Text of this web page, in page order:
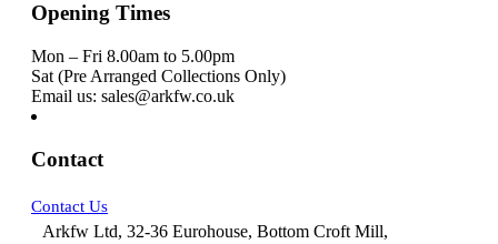
Opening Times
Mon – Fri 8.00am to 5.00pm
Sat (Pre Arranged Collections Only)
Email us: sales@arkfw.co.uk
Contact
Contact Us
Arkfw Ltd, 32-36 Eurohouse, Bottom Croft Mill,